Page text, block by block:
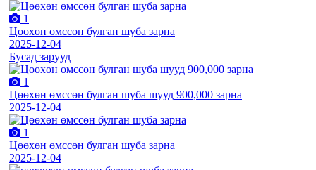
1
Цөөхөн өмссөн булган шуба зарна
2025-12-04
Бусад зарууд
1
Цөөхөн өмссөн булган шуба шууд 900,000 зарна
2025-12-04
1
Цөөхөн өмссөн булган шуба зарна
2025-12-04